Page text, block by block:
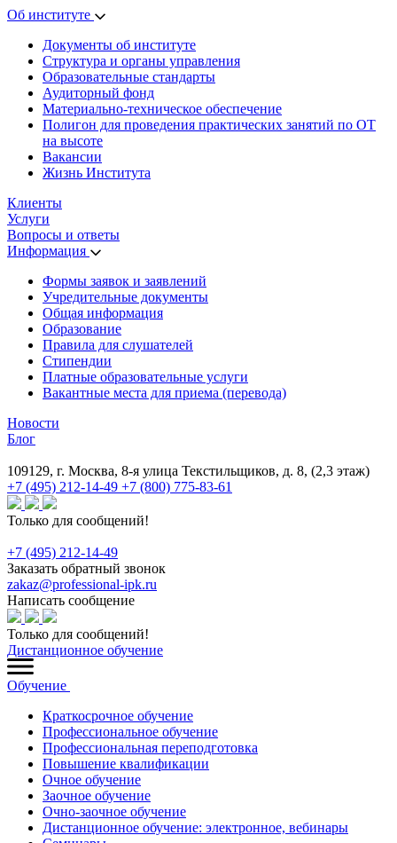
Об институте
Документы об институте
Структура и органы управления
Образовательные стандарты
Аудиторный фонд
Материально-техническое обеспечение
Полигон для проведения практических занятий по ОТ
на высоте
Вакансии
Жизнь Института
Клиенты
Услуги
Вопросы и ответы
Информация
Формы заявок и заявлений
Учредительные документы
Общая информация
Образование
Правила для слушателей
Стипендии
Платные образовательные услуги
Вакантные места для приема (перевода)
Новости
Блог
109129, г. Москва, 8-я улица Текстильщиков, д. 8, (2,3 этаж)
+7 (495) 212-14-49 +7 (800) 775-83-61
Только для сообщений!
+7 (495) 212-14-49
Заказать обратный звонок
zakaz@professional-ipk.ru
Написать сообщение
Только для сообщений!
Дистанционное обучение
Обучение
Краткосрочное обучение
Профессиональное обучение
Профессиональная переподготовка
Повышение квалификации
Очное обучение
Заочное обучение
Очно-заочное обучение
Дистанционное обучение: электронное, вебинары